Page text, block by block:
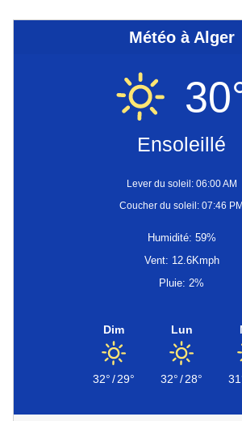
Météo à Alger
Ensoleillé
Lever du soleil: 06:00 AM
Coucher du soleil: 07:46 PM
Humidité: 59%
Vent: 12.6Kmph
Pluie: 2%
Dim
32°/29°
Lun
32°/28°